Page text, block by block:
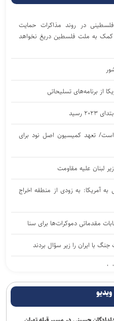
در روند مذاکرات حمایت
کمک به ملت فلسطین دریغ نخواهد
از برنامه‌های تسلیحاتی
رسید
تعهد کمیسیون اصل نود برای
لبنان علیه مقاومت
آمریکا: به زودی از منطقه اخراج
مقدماتی دموکرات‌ها برای سنا
جنگ با ایران را زیر سؤال بردند
دریای سرخ هدف قرار دادیم
موشک‌های دوربرد خود را مصرف
ویدیو